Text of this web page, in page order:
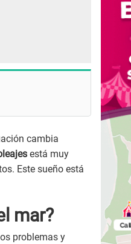
cambia
está muy
Este sueño está
mar?
problemas y